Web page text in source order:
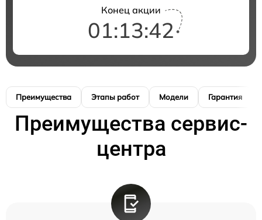
Конец акции
01:13:41
Преимущества Этапы работ Модели Гарантия
Преимущества сервис-
центра